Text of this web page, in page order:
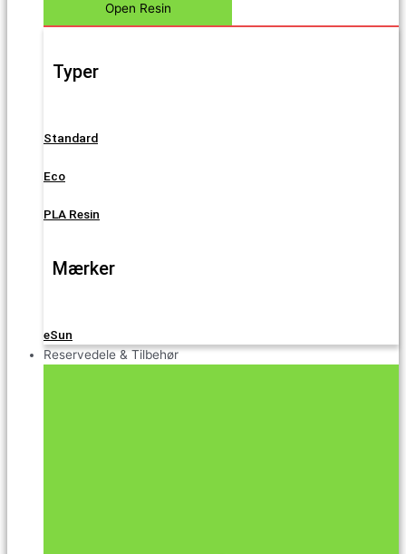
Open Resin
Typer
Standard
Eco
PLA Resin
Mærker
eSun
Reservedele & Tilbehør